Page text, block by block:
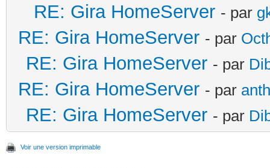
RE: Gira HomeServer - par
RE: Gira HomeServer - par
RE: Gira HomeServer - par
RE: Gira HomeServer - par
RE: Gira HomeServer - par
Voir une version imprimable